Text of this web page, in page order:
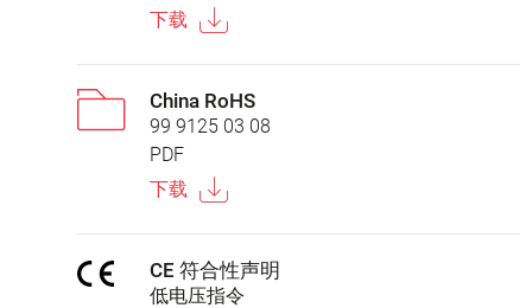
下载
China RoHS
99 9125 03 08
PDF
下载
CE 符合性声明
低电压指令